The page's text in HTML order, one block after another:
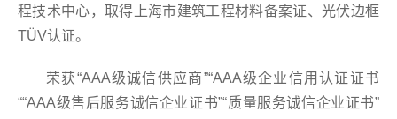
程技术中心，取得上海市建筑工程材料备案证、光伏边框
TÜV认证。
荣获“AAA级诚信供应商”“AAA级企业信用认证证书
““AAA级售后服务诚信企业证书”“质量服务诚信企业证书”